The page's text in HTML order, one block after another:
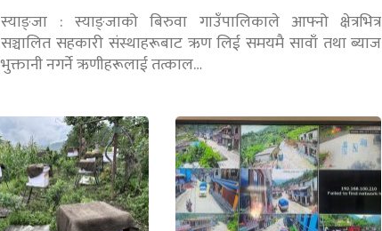
स्याङ्जा : स्याङ्जाको बिरुवा गाउँपालिकाले आफ्नो क्षेत्रभित्र
सञ्चालित सहकारी संस्थाहरूबाट ऋण लिई समयमै सावाँ तथा ब्याज
भुक्तानी नगर्ने ऋणीहरूलाई तत्काल…